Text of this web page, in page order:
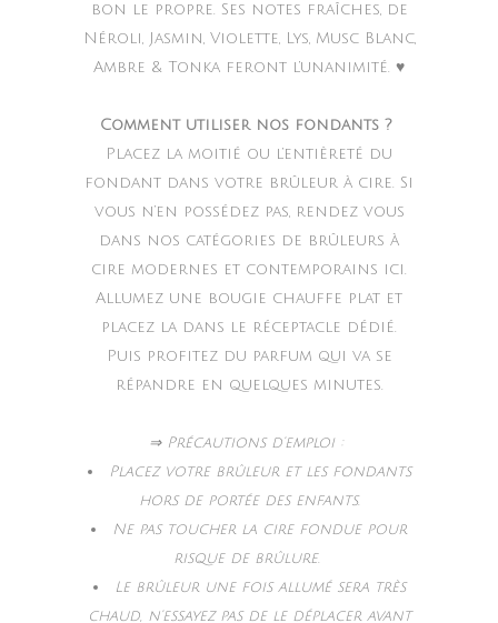
bon le propre. Ses notes fraîches, de
Néroli, Jasmin, Violette, Lys, Musc Blanc,
Ambre & Tonka feront l’unanimité. ♥
Comment utiliser nos fondants ?
Placez la moitié ou l’entièreté du
fondant dans votre brûleur à cire. Si
vous n’en possédez pas, rendez vous
dans nos catégories de brûleurs à
cire modernes et contemporains ici.
Allumez une bougie chauffe plat et
placez la dans le réceptacle dédié.
Puis profitez du parfum qui va se
répandre en quelques minutes.
⇒ Précautions d’emploi :
Placez votre brûleur et les fondants
hors de portée des enfants.
Ne pas toucher la cire fondue pour
risque de brûlure.
Le brûleur une fois allumé sera très
chaud, n’essayez pas de le déplacer avant